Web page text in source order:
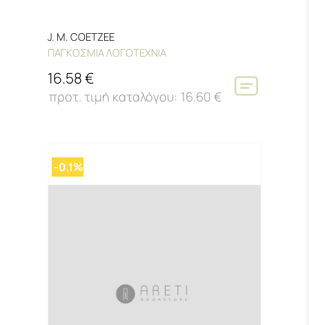
J. M. COETZEE
ΠΑΓΚΟΣΜΙΑ ΛΟΓΟΤΕΧΝΙΑ
16.58 €
16.60 €
-0,1%